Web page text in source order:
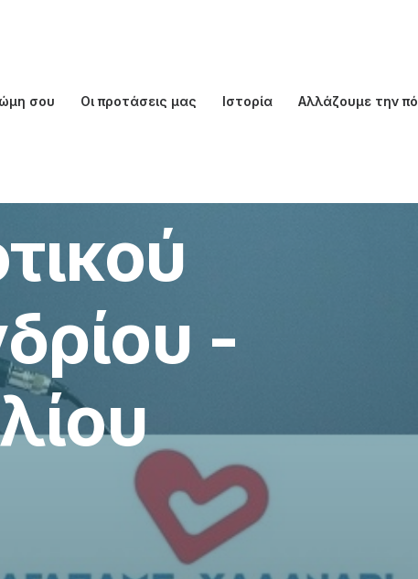
σου Οι προτάσεις μας Ιστορία Αλλάζουμε την
-